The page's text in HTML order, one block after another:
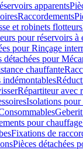
apparents
Raccordements
et robinets flotteurs
pour réservoirs à
pour Rinçage
détachées pour
chauffante
indémontables
Répartiteur avec
Isolations pour
pour chauffage
Fixations de
Pièces détachées